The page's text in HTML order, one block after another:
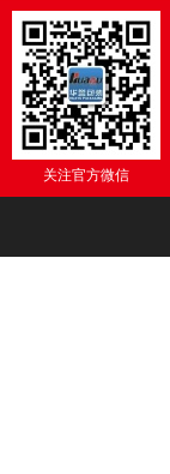
关注官方微信